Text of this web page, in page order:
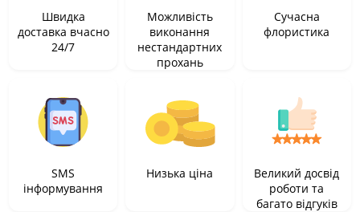
Швидка
доставка вчасно
24/7
Можливість
виконання
нестандартних
прохань
Сучасна
флористика
SMS
інформування
Низька ціна
Великий досвід
роботи та
багато відгуків